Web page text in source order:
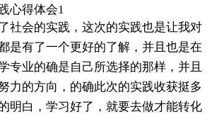
心得体会1
社会的实践，这次的实践也是让我对
是有了一个更好的了解，并且也是在
专业的确是自己所选择的那样，并且
力的方向，的确此次的实践收获挺多
明白，学习好了，就要去做才能转化